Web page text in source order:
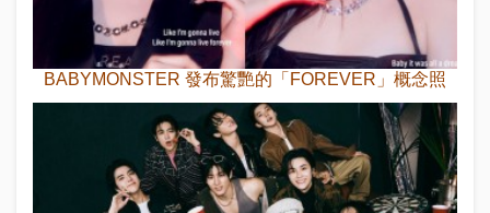
BABYMONSTER 發布驚艷的「FOREVER」概念照